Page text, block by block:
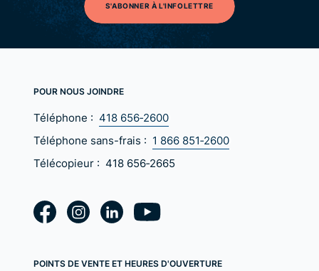
S'ABONNER À L'INFOLETTRE
POUR NOUS JOINDRE
Téléphone : 418 656‑2600
Téléphone sans-frais : 1 866 851‑2600
Télécopieur : 418 656‑2665
POINTS DE VENTE ET HEURES D'OUVERTURE